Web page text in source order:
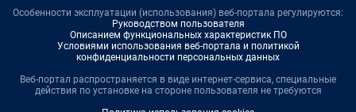
Особенности эксплуатации (использования) веб-портала регулируются:
Руководством пользователя
Описанием функциональных характеристик ПО
Условиями использования веб-портала и политикой
конфиденциальности персональных данных
Веб-портал распространяется в виде интернет-сервиса, специальные
действия по установке на стороне пользователя не требуются